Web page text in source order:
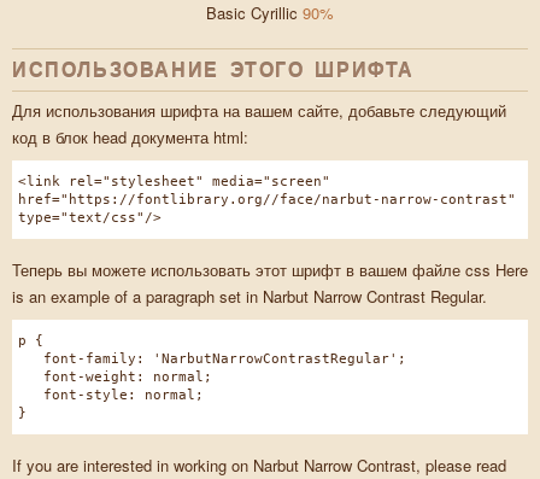
Basic Cyrillic 90%
ИСПОЛЬЗОВАНИЕ ЭТОГО ШРИФТА
Для использования шрифта на вашем сайте, добавьте следующий
код в блок head документа html:
<link rel="stylesheet" media="screen"
href="https://fontlibrary.org//face/narbut-narrow-contrast"
type="text/css"/>
Теперь вы можете использовать этот шрифт в вашем файле css Here
is an example of a paragraph set in Narbut Narrow Contrast Regular.
p {
font-family: 'NarbutNarrowContrastRegular';
font-weight: normal;
font-style: normal;
}
If you are interested in working on Narbut Narrow Contrast, please read